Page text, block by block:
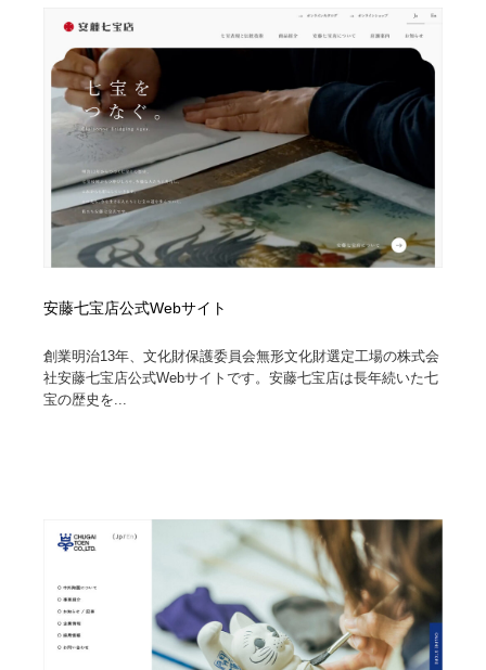
安藤七宝店公式Webサイト
創業明治13年、文化財保護委員会無形文化財選定工場の株式会
社安藤七宝店公式Webサイトです。安藤七宝店は長年続いた七
宝の歴史を...